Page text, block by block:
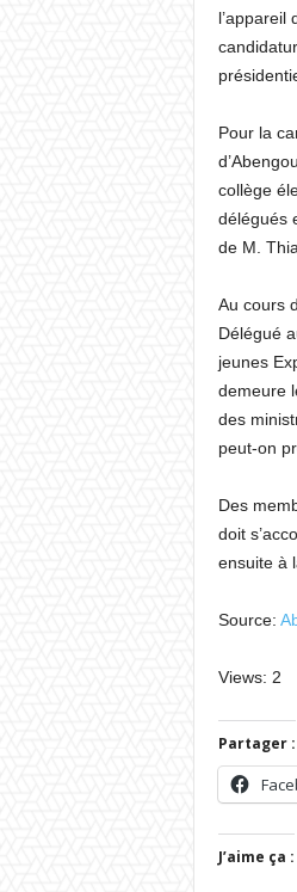
l’appareil
Pour la
collège
délégués
de M.
Au cours
Délégué
jeunes
demeure
des
peut-on
Des
doit
ensuite à
Source:
Views: 2
Partager :
J’aime ça :